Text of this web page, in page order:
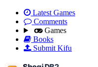
Latest Games
Comments
Games
Books
Submit Kifu